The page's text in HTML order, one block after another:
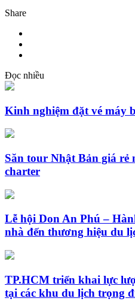
Share
Đọc nhiều
Kinh nghiệm đặt vé máy
Săn tour Nhật Bản giá rẻ
charter
Lễ hội Don An Phú –
nhà đến thương hiệu du
TP.HCM triển khai lực
tại các khu du lịch trọng